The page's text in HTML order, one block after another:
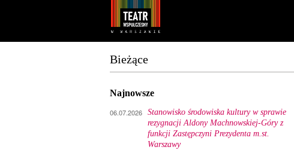
Bieżące
Najnowsze
06.07.2026 Stanowisko środowiska kultury w sprawie
rezygnacji Aldony Machnowskiej-Góry z
funkcji Zastępczyni Prezydenta m.st.
Warszawy